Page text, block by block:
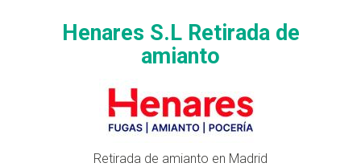
Henares S.L Retirada de
amianto
Retirada de amianto en Madrid